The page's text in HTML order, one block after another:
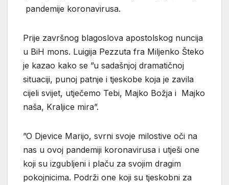
pandemije koronavirusa.
Prije završnog blagoslova apostolskog nuncija
u BiH mons. Luigija Pezzuta fra Miljenko Šteko
je kazao kako se ”u sadašnjoj dramatičnoj
situaciji, punoj patnje i tjeskobe koja je zavila
cijeli svijet, utječemo Tebi, Majko Božja i Majko
naša, Kraljice mira”.
”O Djevice Marijo, svrni svoje milostive oči na
nas u ovoj pandemiji koronavirusa i utješi one
koji su izgubljeni i plaču za svojim dragim
pokojnicima. Podrži one koji su tjeskobni za